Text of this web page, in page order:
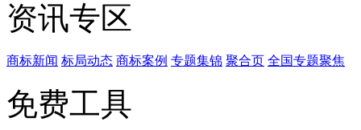
资讯专区
商标新闻 标局动态 商标案例 专题集锦 聚合页 全国专题聚焦
免费工具